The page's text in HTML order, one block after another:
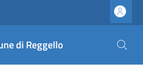
di Reggello